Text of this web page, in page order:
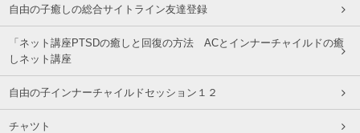
自由の子癒しの総合サイトライン友達登録
「ネット講座PTSDの癒しと回復の方法 ACとインナーチャイルドの癒
しネット講座
自由の子インナーチャイルドセッション１２
チャツト